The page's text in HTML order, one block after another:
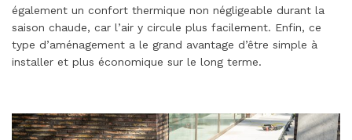
également un confort thermique non négligeable durant la
saison chaude, car l’air y circule plus facilement. Enfin, ce
type d’aménagement a le grand avantage d’être simple à
installer et plus économique sur le long terme.